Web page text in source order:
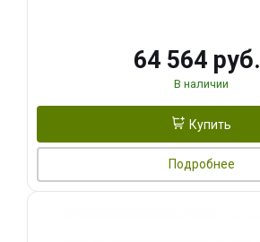
64 564 руб.
В наличии
Купить
Подробнее